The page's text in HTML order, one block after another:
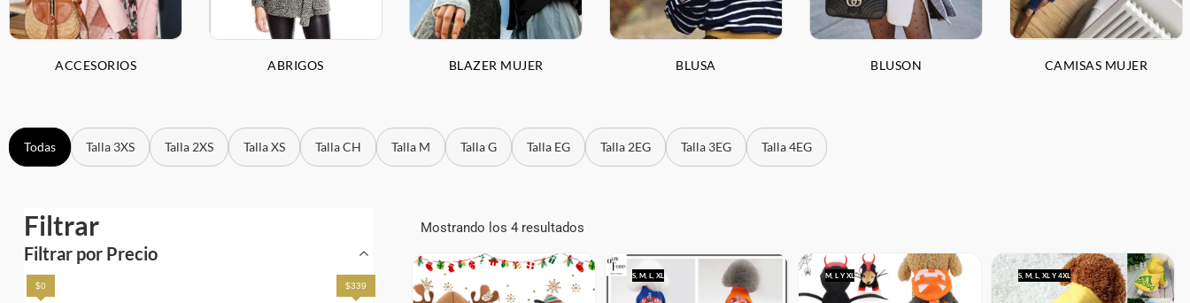
ACCESORIOS ABRIGOS BLAZER MUJER BLUSA BLUSON CAMISAS MUJER
Todas Talla 3XS Talla 2XS Talla XS Talla CH Talla M Talla G Talla EG Talla 2EG Talla 3EG Talla 4EG
Filtrar
Filtrar por Precio
$0 $339
Mostrando los 4 resultados
S, M, L, XL M, L Y XL S, M, L, XL Y 4XL